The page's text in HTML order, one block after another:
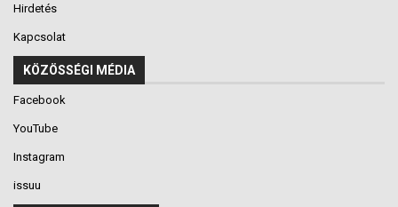
Hirdetés
Kapcsolat
KÖZÖSSÉGI MÉDIA
Facebook
YouTube
Instagram
issuu